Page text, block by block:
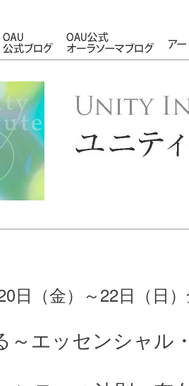
OAUについて OAU公式ブログ OAU公
日（金）～22日（日）
～エッセンシャル